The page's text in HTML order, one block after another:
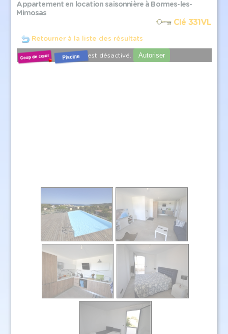
Appartement en location saisonnière à Bormes-les-
Mimosas
Clé 331VL
Retourner à la liste des résultats
YouTube est désactivé. Autoriser